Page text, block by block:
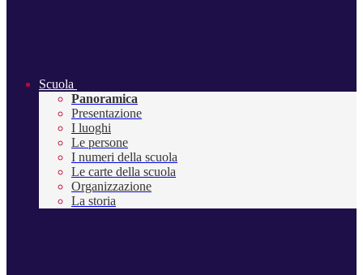
Scuola
Panoramica
Presentazione
I luoghi
Le persone
I numeri della scuola
Le carte della scuola
Organizzazione
La storia